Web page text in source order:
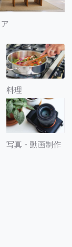
料理
写真・動画制作